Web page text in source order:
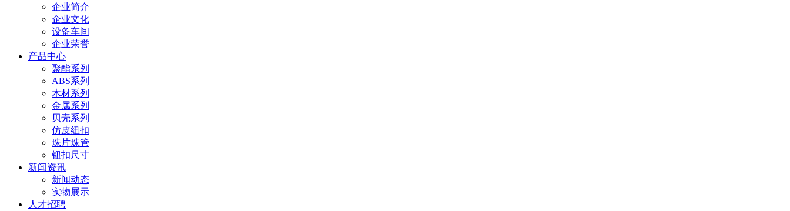
企业简介
企业文化
设备车间
企业荣誉
产品中心
聚酯系列
ABS系列
木材系列
金属系列
贝壳系列
仿皮纽扣
珠片珠管
钮扣尺寸
新闻资讯
新闻动态
实物展示
人才招聘